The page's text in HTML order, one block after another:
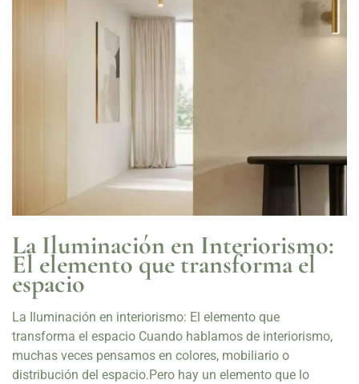
La Iluminación en Interiorismo:
El elemento que transforma el
espacio
La Iluminación en interiorismo: El elemento que
transforma el espacio Cuando hablamos de interiorismo,
muchas veces pensamos en colores, mobiliario o
distribución del espacio.Pero hay un elemento que lo